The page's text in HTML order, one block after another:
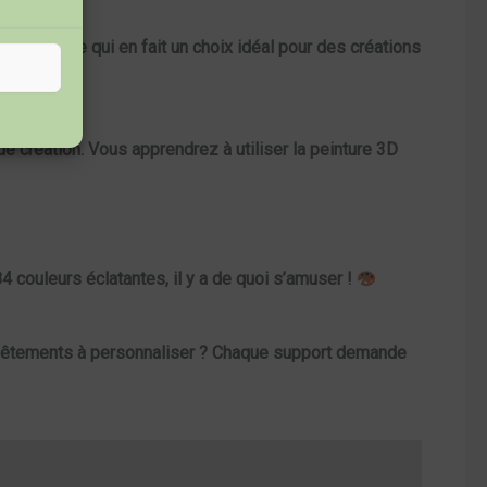
ce qui en fait un choix idéal pour des créations
Vous apprendrez à utiliser la peinture 3D
couleurs éclatantes, il y a de quoi s’amuser !
à personnaliser ? Chaque support demande